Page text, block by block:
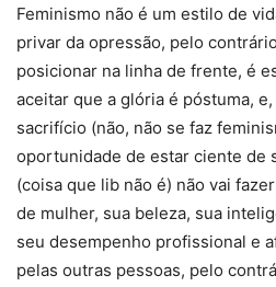
Feminismo não é um estilo de
privar da opressão, pelo
posicionar na linha de frente, é
aceitar que a glória é póstuma,
sacrifício (não, não se faz
oportunidade de estar ciente de
(coisa que lib não é) não vai
de mulher, sua beleza, sua
seu desempenho profissional e
pelas outras pessoas, pelo